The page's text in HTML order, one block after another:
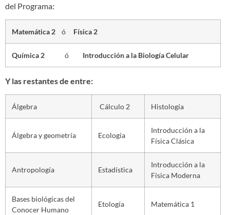
del Programa:
Matemática 2 ó Física 2
Química 2 ó Introducción a la Biología Celular
Y las restantes de entre:
Álgebra Cálculo 2 Histología
Álgebra y geometría Ecología
Introducción a la
Física Clásica
Antropología Estadística
Introducción a la
Física Moderna
Bases biológicas del
Conocer Humano
Etología Matemática 1